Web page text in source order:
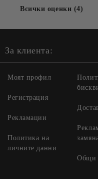
Всички оценки (4)
За клиента:
Моят профил
Регистрация
Рекламации
Политика на
личните данни
Общи